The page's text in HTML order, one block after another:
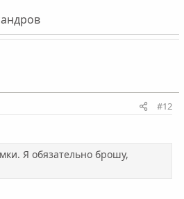
#12
Я обязaтeльно брошу,